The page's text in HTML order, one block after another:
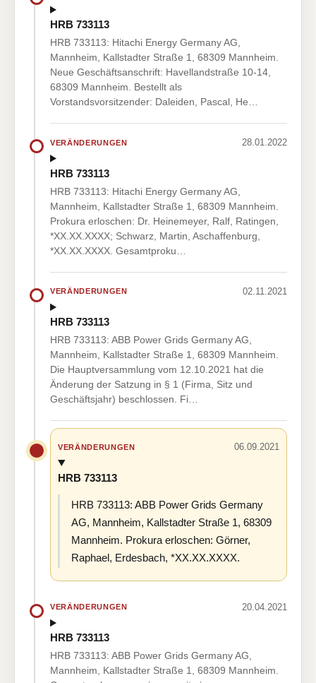
HRB 733113
HRB 733113: Hitachi Energy Germany AG,
Mannheim, Kallstadter Straße 1, 68309 Mannheim.
Neue Geschäftsanschrift: Havellandstraße 10-14,
68309 Mannheim. Bestellt als
Vorstandsvorsitzender: Daleiden, Pascal, He…
VERÄNDERUNGEN 28.01.2022
HRB 733113
HRB 733113: Hitachi Energy Germany AG,
Mannheim, Kallstadter Straße 1, 68309 Mannheim.
Prokura erloschen: Dr. Heinemeyer, Ralf, Ratingen,
*XX.XX.XXXX; Schwarz, Martin, Aschaffenburg,
*XX.XX.XXXX. Gesamtproku…
VERÄNDERUNGEN 02.11.2021
HRB 733113
HRB 733113: ABB Power Grids Germany AG,
Mannheim, Kallstadter Straße 1, 68309 Mannheim.
Die Hauptversammlung vom 12.10.2021 hat die
Änderung der Satzung in § 1 (Firma, Sitz und
Geschäftsjahr) beschlossen. Fi…
VERÄNDERUNGEN 06.09.2021
HRB 733113
HRB 733113: ABB Power Grids Germany
AG, Mannheim, Kallstadter Straße 1, 68309
Mannheim. Prokura erloschen: Görner,
Raphael, Erdesbach, *XX.XX.XXXX.
VERÄNDERUNGEN 20.04.2021
HRB 733113
HRB 733113: ABB Power Grids Germany AG,
Mannheim, Kallstadter Straße 1, 68309 Mannheim.